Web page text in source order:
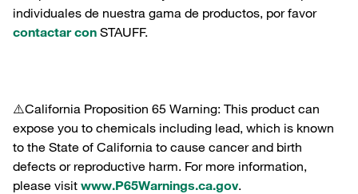
individuales de nuestra gama de productos, por favor
contactar con STAUFF.
⚠️California Proposition 65 Warning: This product can
expose you to chemicals including lead, which is known
to the State of California to cause cancer and birth
defects or reproductive harm. For more information,
please visit www.P65Warnings.ca.gov.